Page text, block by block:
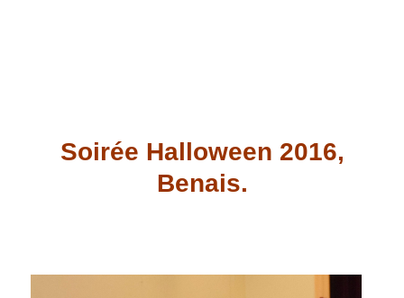
Soirée Halloween 2016,
Benais.